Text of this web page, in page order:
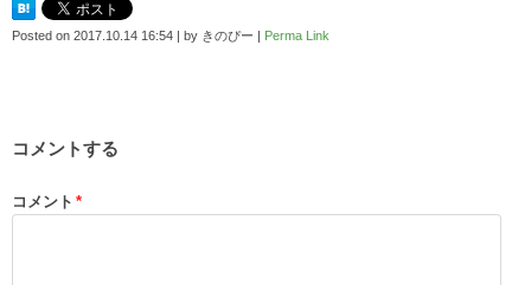
Posted on 2017.10.14 16:54 by きのぴー Perma Link
コメントする
コメント *